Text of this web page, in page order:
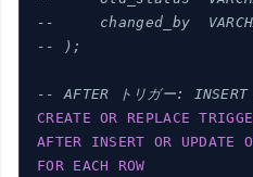
--     changed_by
-- );
-- AFTER トリガー:
CREATE
OR REPLACE
AFTER
INSERT OR UPDATE
FOR
EACH
ROW